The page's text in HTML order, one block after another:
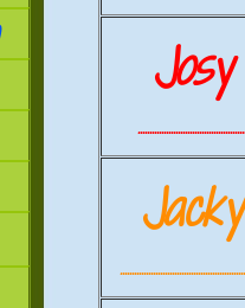
Josy
..............................................